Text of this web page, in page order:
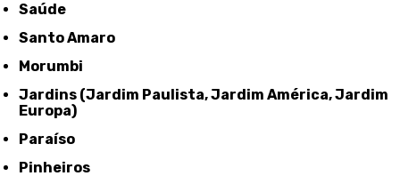
Saúde
Santo Amaro
Morumbi
Jardins (Jardim Paulista, Jardim América, Jardim
Europa)
Paraíso
Pinheiros